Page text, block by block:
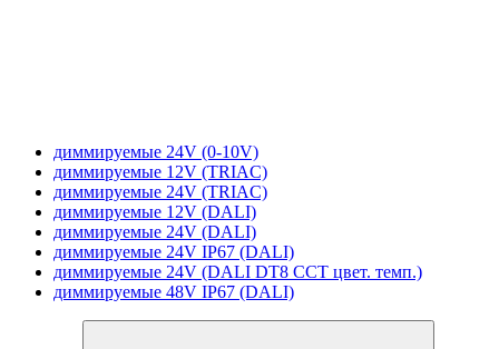
диммируемые 24V (0-10V)
диммируемые 12V (TRIAC)
диммируемые 24V (TRIAC)
диммируемые 12V (DALI)
диммируемые 24V (DALI)
диммируемые 24V IP67 (DALI)
диммируемые 24V (DALI DT8 CCT цвет. темп.)
диммируемые 48V IP67 (DALI)